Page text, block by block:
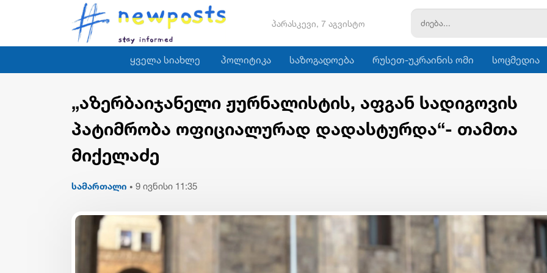
პარასკევი, 7 აგვისტო
ყველა სიახლე პოლიტიკა საზოგადოება რუსეთ-უკრაინის ომი სოცმედია
„აზერბაიჯანელი ჟურნალისტის, აფგან სადიგოვის
პატიმრობა ოფიციალურად დადასტურდა“- თამთა
მიქელაძე
სამართალი • 9 ივნისი 11:35